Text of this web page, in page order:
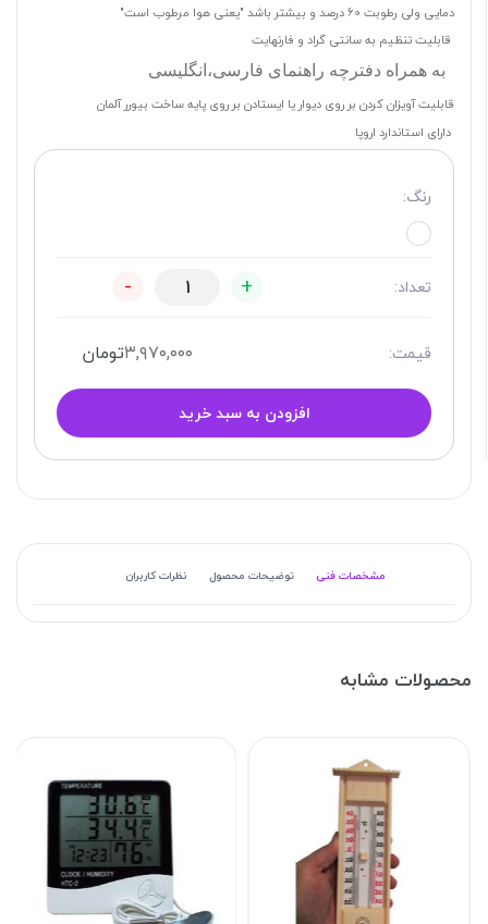
دمایی ولی رطوبت 60 درصد و بیشتر باشد "یعنی هوا مرطوب است"
قابلیت تنظیم به سانتی گراد و فارنهایت
به همراه دفترچه راهنمای فارسی،انگلیسی
قابلیت آویزان کردن بر روی دیوار یا ایستادن بر روی پایه ساخت بیورر آلمان
دارای استاندارد اروپا
رنگ:
تعداد: +
-
قیمت: ۳,۹۷۰,۰۰۰تومان
افزودن به سبد خرید
مشخصات فنی توضیحات محصول نظرات کاربران
محصولات مشابه